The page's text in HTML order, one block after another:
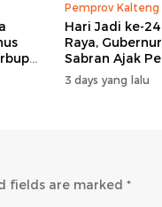
Pemprov Kalteng
Hari Jadi ke-
Raya,
Sabran Ajak
Sinergi
3 days yang lalu
fields are marked *